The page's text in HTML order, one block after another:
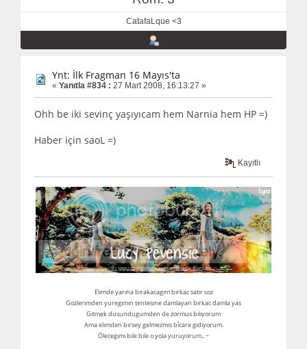
CatafaLque <3
Ynt: İlk Fragman 16 Mayıs'ta
« Yanıtla #834 : 27 Mart 2008, 16:13:27 »
Ohh be iki sevinç yaşıyıcam hem Narnia hem HP =)
Haber için saoL =)
Kayıtlı
Elımde yarına bırakacagım bırkac satır soz
Gozlerımden yuregımın tentesıne damlayan bırkac damla yas
Gıtmek dusundugumden de zormus bılıyorum
Ama elımden bırsey gelmezmıs bîcare gıdıyorum.
Ölecegımı bıle bıle o yola yuruyorum.. ~